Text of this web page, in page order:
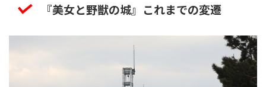
『美女と野獣の城』これまでの変遷